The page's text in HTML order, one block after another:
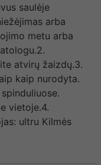
saulėje
arba
metu arba
atvirų žaizdų.3.
kaip nurodyta.
vietoje.4.
ultru Kilmės